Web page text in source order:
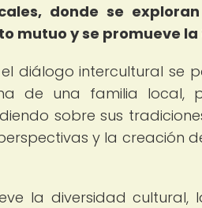
donde se
mutuo y se promueve
diálogo intercultural se
de una familia local,
sobre sus
y la creación
la diversidad cultural,